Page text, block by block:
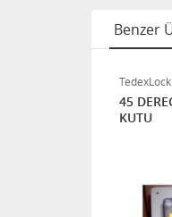
Benzer
TedexLock
45
KUTU